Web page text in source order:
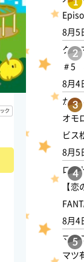
8月5
2
クロ
＃5
8月4
3
かま
オモ
ビス
8月5
4
ロン
【
8月4
5
マツ
マツ